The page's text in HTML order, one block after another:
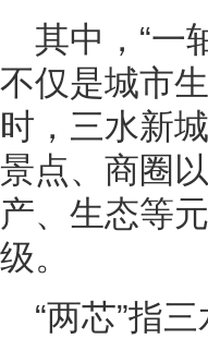
其中，“一
不仅是城市
时，三水新
景点、商圈
产、生态等
级。
“两芯”指